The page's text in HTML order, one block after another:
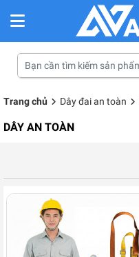
Trang chủ Dây đai an toàn
DÂY AN TOÀN